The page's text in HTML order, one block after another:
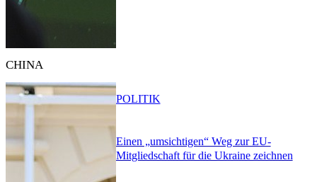
CHINA
Einen „umsichtigen“ Weg zur EU-
Mitgliedschaft für die Ukraine zeichnen
POLITIK